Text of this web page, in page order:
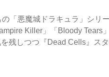
「悪魔城ドラキュラ」シリ
Killer」「Bloody Tears
残しつつ『Dead Cells』ス